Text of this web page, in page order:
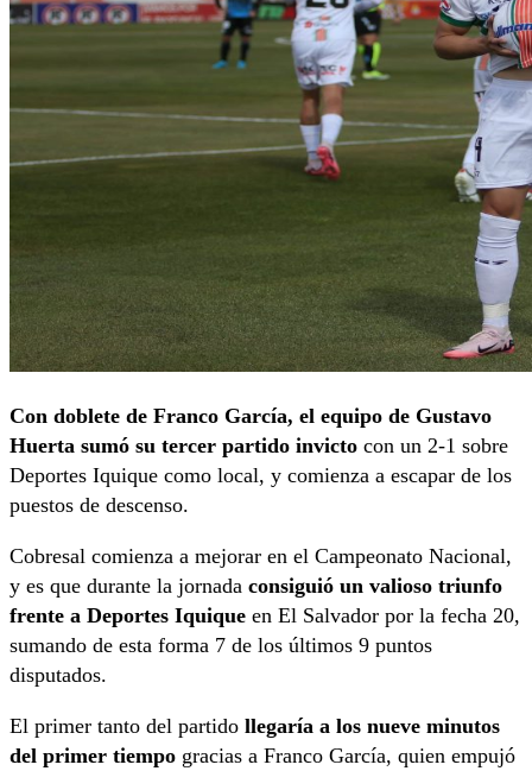
Con doblete de Franco García, el equipo de Gustavo
Huerta sumó su tercer partido invicto con un 2-1 sobre
Deportes Iquique como local, y comienza a escapar de los
puestos de descenso.
Cobresal comienza a mejorar en el Campeonato Nacional,
y es que durante la jornada consiguió un valioso triunfo
frente a Deportes Iquique en El Salvador por la fecha 20,
sumando de esta forma 7 de los últimos 9 puntos
disputados.
El primer tanto del partido llegaría a los nueve minutos
del primer tiempo gracias a Franco García, quien empujó